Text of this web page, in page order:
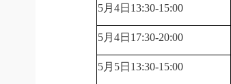
5月4日13:30-15:00
5月4日17:30-20:00
5月5日13:30-15:00